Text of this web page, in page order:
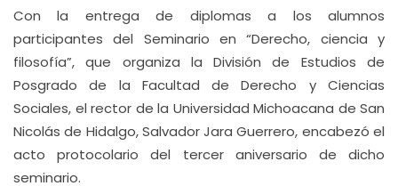
Con la entrega de diplomas a los alumnos
participantes del Seminario en “Derecho, ciencia y
filosofía”, que organiza la División de Estudios de
Posgrado de la Facultad de Derecho y Ciencias
Sociales, el rector de la Universidad Michoacana de San
Nicolás de Hidalgo, Salvador Jara Guerrero, encabezó el
acto protocolario del tercer aniversario de dicho
seminario.